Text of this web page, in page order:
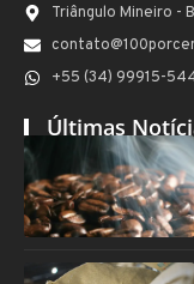
Triângulo Mineiro -
+55 (34) 99915-
Últimas